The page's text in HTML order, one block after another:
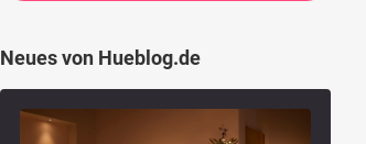
Neues von Hueblog.de